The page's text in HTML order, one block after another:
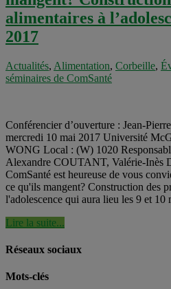
alimentaires à
2017
Actualités, Alimentation, Corbeille,
séminaires de ComSanté
Conférencier d’ouverture : Jean-
mercredi 10 mai 2017 Université
WONG Local : (W) 1020
Alexandre COUTANT, Valérie-
ComSanté est heureuse de vous
ce qu'ils mangent? Construction des
l'adolescence qui aura lieu les 9 et 10
Lire la suite...
Réseaux sociaux
Mots-clés